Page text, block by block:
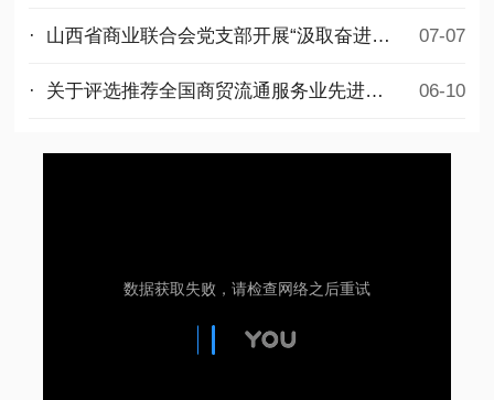
· 山西省商业联合会党支部开展“汲取奋进力量，勇担时代使命”迎七一主题党日活动 07-07
· 关于评选推荐全国商贸流通服务业先进集体和先进个人拟选名单的公示 06-10